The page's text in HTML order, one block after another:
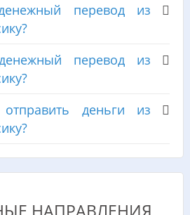
перевод из
перевод из
деньги из